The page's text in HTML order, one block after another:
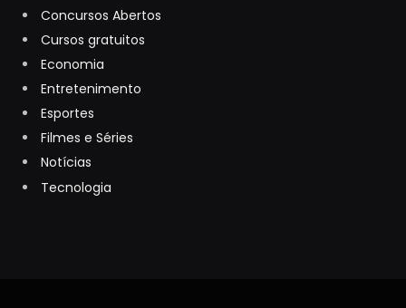
Concursos Abertos
Cursos gratuitos
Economia
Entretenimento
Esportes
Filmes e Séries
Notícias
Tecnologia